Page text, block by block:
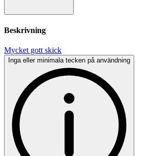
Beskrivning
Mycket gott skick
Inga eller minimala tecken på användning